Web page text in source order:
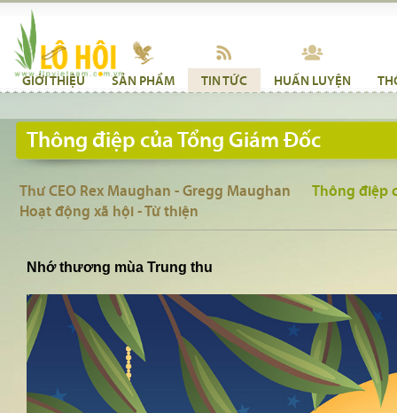
GIỚI THIỆU SẢN PHẨM TIN TỨC HUẤN LUYỆN
Thông điệp của Tổng Giám Đốc
Thư CEO Rex Maughan - Gregg Maughan
Thông điệp
Hoạt động xã hội - Từ thiện
Nhớ thương mùa Trung thu